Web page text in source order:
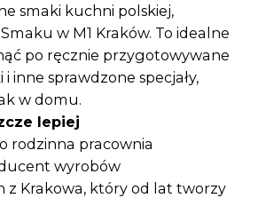
smaki kuchni polskiej,
w M1 Kraków. To idealne
po ręcznie przygotowywane
inne sprawdzone specjały,
w domu.
lepiej
rodzinna pracownia
wyrobów
z Krakowa, który od lat tworzy